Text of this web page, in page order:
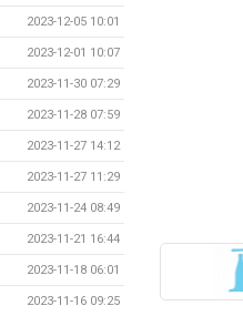
2023-12-05 10:01
2023-12-01 10:07
2023-11-30 07:29
2023-11-28 07:59
2023-11-27 14:12
2023-11-27 11:29
2023-11-24 08:49
2023-11-21 16:44
2023-11-18 06:01
2023-11-16 09:25